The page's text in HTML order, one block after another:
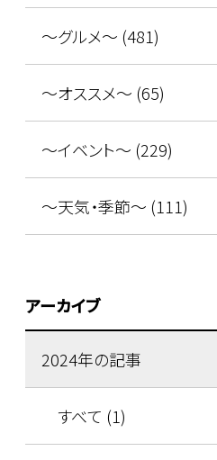
～グルメ～ (481)
～オススメ～ (65)
～イベント～ (229)
～天気・季節～ (111)
アーカイブ
2024年の記事
すべて (1)